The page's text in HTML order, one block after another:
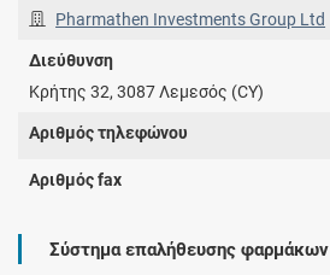
Pharmathen Investments Group Ltd
Διεύθυνση
Κρήτης 32, 3087 Λεμεσός (CY)
Αριθμός τηλεφώνου
Αριθμός fax
Σύστημα επαλήθευσης φαρμάκων